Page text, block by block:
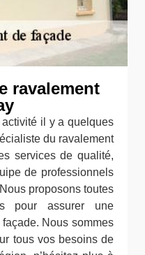
ravalement
il y a quelques
du ravalement
services de qualité,
de professionnels
proposons toutes
pour assurer une
Nous sommes
tous vos besoins de